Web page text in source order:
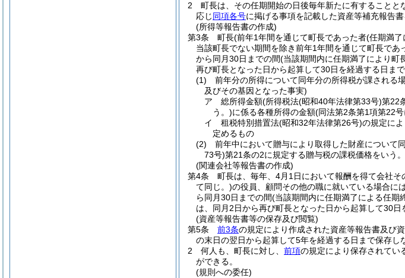
2
町長は、その任期開始の日後毎年新たに有することと
応じ同項各号に掲げる事項を記載した資産等補充報告
(所得等報告書の作成)
第3条
町長(前年1年間を通じて町長であった者(任期満了
当該町長でない期間を除き前年1年間を通じて町長であ
から同月30日までの間(当該期間内に任期満了により町
再び町長となった日から起算して30日を経過する日ま
(1)
前年分の所得について同年分の所得税が課される
及びその基因となった事実)
ア
総所得金額(所得税法(昭和40年法律第33号)第22
う。)に係る各種所得の金額(同法第2条第1項第22
イ
租税特別措置法(昭和32年法律第26号)の規定に
定めるもの
(2)
前年中において贈与により取得した財産について
73号)第21条の2に規定する贈与税の課税価格をいう
(関連会社等報告書の作成)
第4条
町長は、毎年、4月1日において報酬を得て会社そ
て同じ。)の役員、顧問その他の職に就いている場合に
ら同月30日までの間(当該期間内に任期満了による任期
は、同月2日から再び町長となった日から起算して30日
(資産等報告書等の保存及び閲覧)
第5条
前3条の規定により作成された資産等報告書及び
の末日の翌日から起算して5年を経過する日まで保存し
2
何人も、町長に対し、 前項の規定により保存されてい
ができる。
(規則への委任)